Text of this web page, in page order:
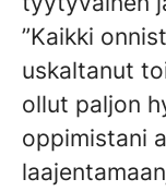
”Kaikki
uskaltanut
ollut paljon
oppimistani